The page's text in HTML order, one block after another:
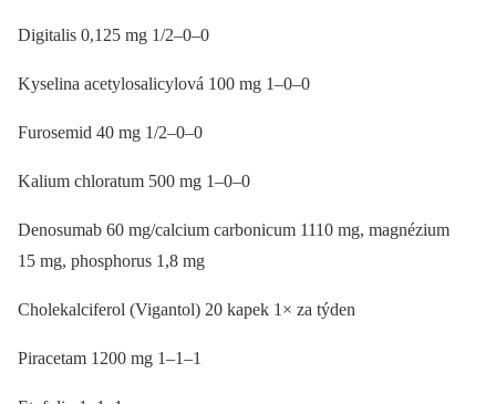
Digitalis 0,125 mg 1/2–0–0
Kyselina acetylosalicylová 100 mg 1–0–0
Furosemid 40 mg 1/2–0–0
Kalium chloratum 500 mg 1–0–0
Denosumab 60 mg/calcium carbonicum 1110 mg, magnézium
15 mg, phosphorus 1,8 mg
Cholekalciferol (Vigantol) 20 kapek 1× za týden
Piracetam 1200 mg 1–1–1